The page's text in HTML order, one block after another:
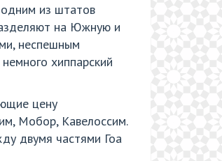
из штатов
на Южную и
неспешным
хиппарский
цену
Мобор, Кавелоссим.
двумя частями Гоа